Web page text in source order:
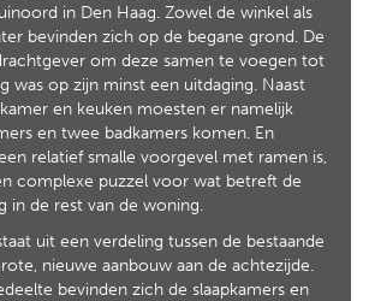
in Den Haag. Zowel de winkel als
bevinden zich op de begane grond. De
om deze samen te voegen tot
was op zijn minst een uitdaging. Naast
en keuken moesten er namelijk
en twee badkamers komen. En
relatief smalle voorgevel met ramen is,
complexe puzzel voor wat betreft de
in de rest van de woning.
uit een verdeling tussen de bestaande
nieuwe aanbouw aan de achtezijde.
bevinden zich de slaapkamers en